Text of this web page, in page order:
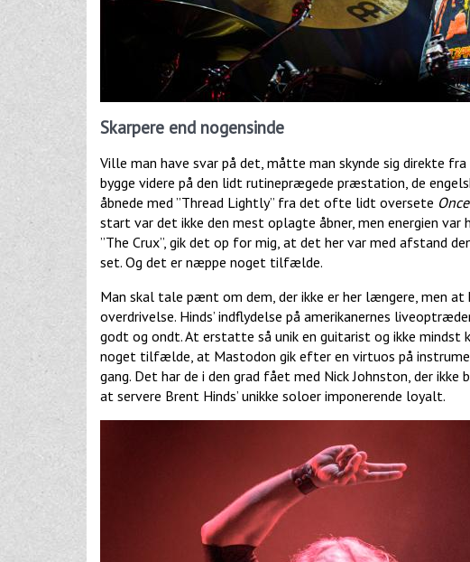
Skarpere end nogensinde
Ville man have svar på det, måtte man skynde sig direkte
bygge videre på den lidt rutineprægede præstation, de
åbnede med ”Thread Lightly” fra det ofte lidt oversete
start var det ikke den mest oplagte åbner, men energien
”The Crux”, gik det op for mig, at det her var med afstand
set. Og det er næppe noget tilfælde.
Man skal tale pænt om dem, der ikke er her længere, men
overdrivelse. Hinds’ indflydelse på amerikanernes
godt og ondt. At erstatte så unik en guitarist og ikke
noget tilfælde, at Mastodon gik efter en virtuos på
gang. Det har de i den grad fået med Nick Johnston, der
at servere Brent Hinds’ unikke soloer imponerende loyalt.